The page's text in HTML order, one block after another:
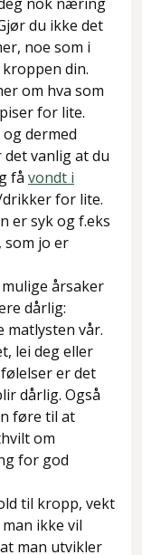
du ikke det
noe som i
din.
om hva som
for lite.
dermed
vanlig at du
få vondt i
for lite.
er syk og f.eks
jo er
årsaker
dårlig:
matlysten vår.
lei deg eller
er det
dårlig. Også
føre til at
om
for god
til kropp, vekt
ikke vil
man utvikler